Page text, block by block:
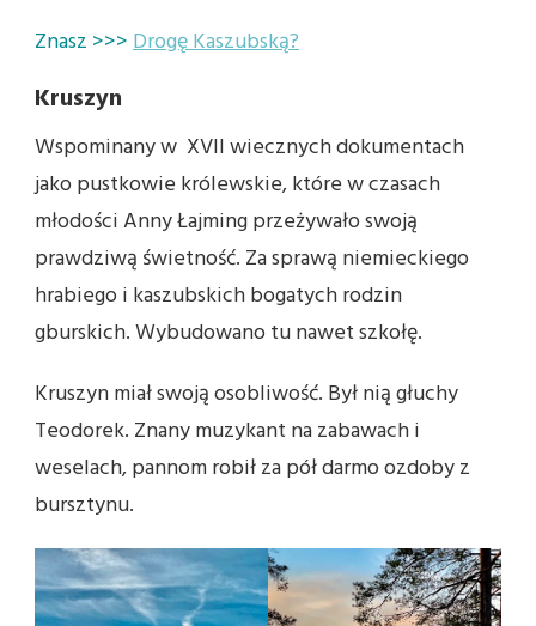
Znasz >>>Drogę Kaszubską?
Kruszyn
Wspominany w XVII wiecznych dokumentach
jako pustkowie królewskie, które w czasach
młodości Anny Łajming przeżywało swoją
prawdziwą świetność. Za sprawą niemieckiego
hrabiego i kaszubskich bogatych rodzin
gburskich. Wybudowano tu nawet szkołę.
Kruszyn miał swoją osobliwość. Był nią głuchy
Teodorek. Znany muzykant na zabawach i
weselach, pannom robił za pół darmo ozdoby z
bursztynu.